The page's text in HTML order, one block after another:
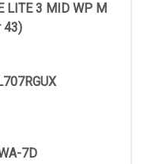
LITE 3 MID WP M
43)
7D